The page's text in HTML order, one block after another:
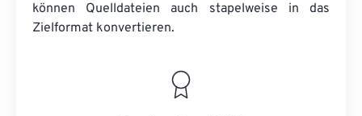
können Quelldateien auch stapelweise in das
Zielformat konvertieren.